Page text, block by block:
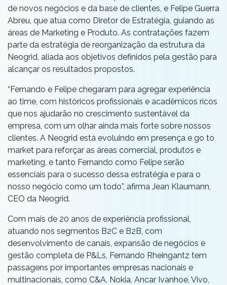
de novos negócios e da base de clientes, e Felipe Guerra
Abreu, que atua como Diretor de Estratégia, guiando as
áreas de Marketing e Produto. As contratações fazem
parte da estratégia de reorganização da estrutura da
Neogrid, aliada aos objetivos definidos pela gestão para
alcançar os resultados propostos.
“Fernando e Felipe chegaram para agregar experiência
ao time, com históricos profissionais e acadêmicos ricos
que nos ajudarão no crescimento sustentável da
empresa, com um olhar ainda mais forte sobre nossos
clientes. A Neogrid está evoluindo em presença e go to
market para reforçar as áreas comercial, produtos e
marketing, e tanto Fernando como Felipe serão
essenciais para o sucesso dessa estratégia e para o
nosso negócio como um todo”, afirma Jean Klaumann,
CEO da Neogrid.
Com mais de 20 anos de experiência profissional,
atuando nos segmentos B2C e B2B, com
desenvolvimento de canais, expansão de negócios e
gestão completa de P&Ls, Fernando Rheingantz tem
passagens por importantes empresas nacionais e
multinacionais, como C&A, Nokia, Ancar Ivanhoe, Vivo,